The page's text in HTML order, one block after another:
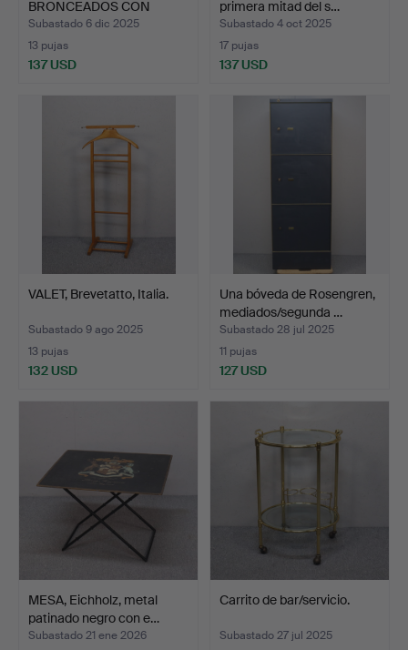
BRONCEADOS CON
ENCIMERAS DE MÁ…
Subastado 6 dic 2025
13 pujas
137 USD
primera mitad del s…
Subastado 4 oct 2025
17 pujas
137 USD
VALET, Brevetatto, Italia.
Subastado 9 ago 2025
13 pujas
132 USD
Una bóveda de Rosengren,
mediados/segunda …
Subastado 28 jul 2025
11 pujas
127 USD
MESA, Eichholz, metal
patinado negro con e…
Subastado 21 ene 2026
Carrito de bar/servicio.
Subastado 27 jul 2025